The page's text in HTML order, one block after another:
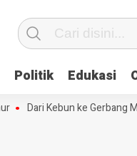
Politik Edukasi
Dari Kebun ke Gerbang